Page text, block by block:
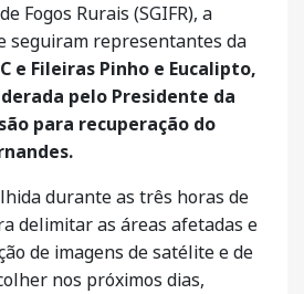
Fogos Rurais (SGIFR), a
seguiram representantes da
e Fileiras Pinho e Eucalipto,
pelo Presidente da
para recuperação do
durante as três horas de
delimitar as áreas afetadas e
de imagens de satélite e de
nos próximos dias,